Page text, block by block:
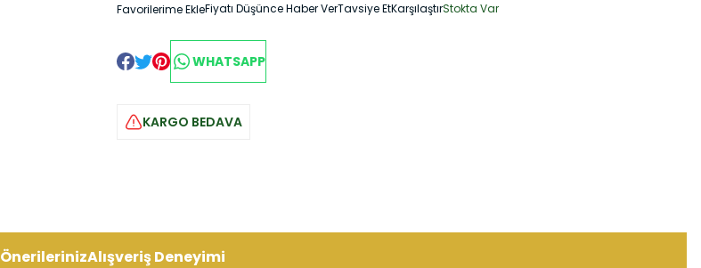
Fiyatı Düşünce Haber VerTavsiye EtKarşılaştırStokta Var
WHATSAPP
KARGO BEDAVA
ÖnerilerinizAlışveriş Deneyimi